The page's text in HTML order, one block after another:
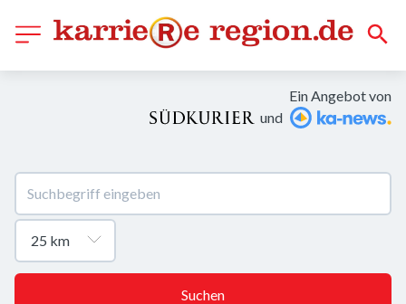
Ein Angebot von
und
Suchen